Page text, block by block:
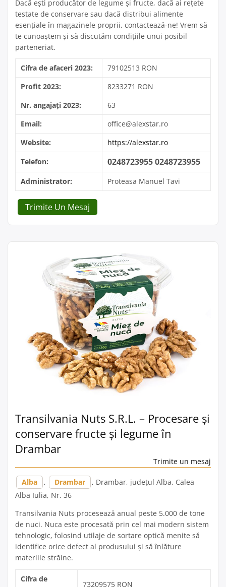
Dacă ești producător de legume și fructe, dacă ai rețete
testate de conservare sau dacă distribui alimente
esențiale în magazinele proprii, contactează-ne! Vrem să
te cunoaștem și să discutăm condițiile unui posibil
parteneriat.
Cifra de afaceri 2023:
79102513 RON
Profit 2023:
8233271 RON
Nr. angajați 2023:
63
Email:
office@alexstar.ro
Website:
https://alexstar.ro
Telefon:
0248723955 0248723955
Administrator: Proteasa Manuel Tavi
Trimite Un Mesaj
Transilvania Nuts S.R.L. – Procesare și
conservare fructe și legume în
Drambar
Trimite un mesaj
Alba , Drambar
, Drambar, județul Alba, Calea
Alba Iulia, Nr. 36
Transilvania Nuts procesează anual peste 5.000 de tone
de nuci. Nuca este procesată prin cel mai modern sistem
tehnologic, folosind utilaje de sortare optică menite să
identifice orice defect al produsului și să înlăture
materiile străine.
Cifra de
73209575 RON